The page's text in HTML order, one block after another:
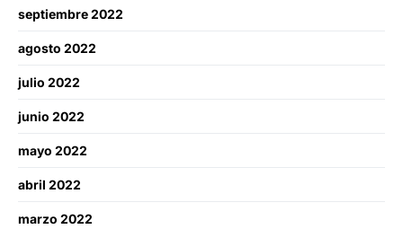
septiembre 2022
agosto 2022
julio 2022
junio 2022
mayo 2022
abril 2022
marzo 2022